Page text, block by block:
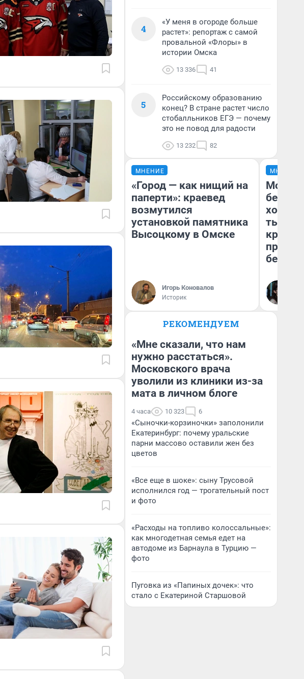
4
«У меня в огороде больше
растет»: репортаж с самой
провальной «Флоры» в
истории Омска
13 336 41
5
Российскому образованию
конец? В стране растет число
стобалльников ЕГЭ — почему
это не повод для радости
13 232 82
МНЕНИЕ
«Город — как нищий на
паперти»: краевед
возмутился
установкой памятника
Высоцкому в Омске
Игорь Коновалов
Историк
МНЕНИЕ
Мой
хотела
тысяч,
РЕКОМЕНДУЕМ
«Мне сказали, что нам
нужно расстаться».
Московского врача
уволили из клиники из-за
мата в личном блоге
4 часа 10 323 6
«Сыночки-корзиночки» заполонили
Екатеринбург: почему уральские
парни массово оставили жен без
цветов
«Все еще в шоке»: сыну Трусовой
исполнился год — трогательный пост
и фото
«Расходы на топливо колоссальные»:
как многодетная семья едет на
автодоме из Барнаула в Турцию —
фото
Пуговка из «Папиных дочек»: что
стало с Екатериной Старшовой